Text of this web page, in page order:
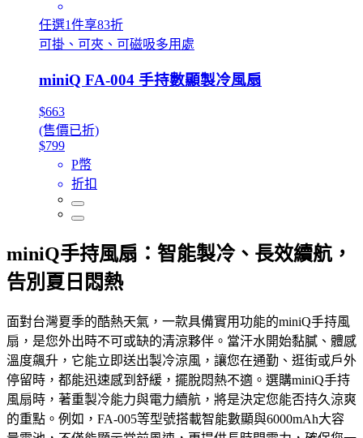
任選1件享83折
可掛、可夾、可磁吸多用處
miniQ FA-004 手持數顯製冷風扇
$663
(售價已折)
$799
P幣
折扣
miniQ手持風扇：智能製冷、長效續航，
告別夏日悶熱
面對台灣夏季的酷熱天氣，一款具備實用功能的miniQ手持風
扇，是您外出時不可或缺的清涼夥伴。當汗水開始黏膩、體感
溫度飆升，它能立即送出製冷涼風，讓您在通勤、逛街或戶外
停留時，都能迅速感到舒緩，擺脫悶熱不適。選購miniQ手持
風扇時，著重製冷能力與電力續航，將是決定您能否持久涼爽
的重點。例如，FA-005等型號搭載智能數顯與6000mAh大容